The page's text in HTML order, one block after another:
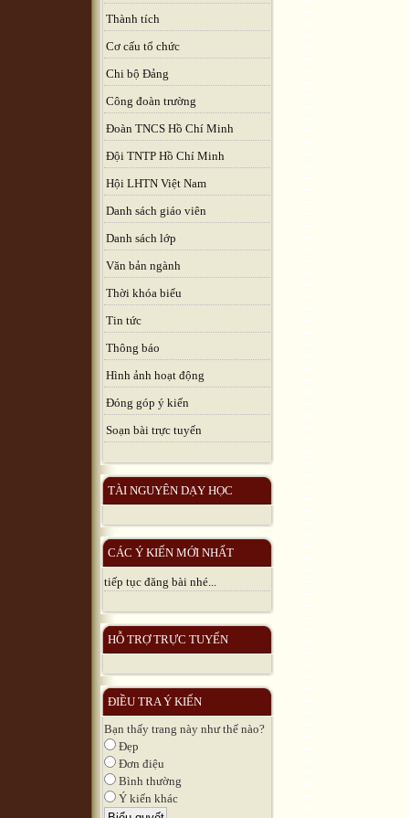
Thành tích
Cơ cấu tổ chức
Chi bộ Đảng
Công đoàn trường
Đoàn TNCS Hồ Chí Minh
Đội TNTP Hồ Chí Minh
Hội LHTN Việt Nam
Danh sách giáo viên
Danh sách lớp
Văn bản ngành
Thời khóa biểu
Tin tức
Thông báo
Hình ảnh hoạt động
Đóng góp ý kiến
Soạn bài trực tuyến
TÀI NGUYÊN DẠY HỌC
CÁC Ý KIẾN MỚI NHẤT
tiếp tục đăng bài nhé...
HỖ TRỢ TRỰC TUYẾN
ĐIỀU TRA Ý KIẾN
Bạn thấy trang này như thế nào?
Đẹp
Đơn điệu
Bình thường
Ý kiến khác